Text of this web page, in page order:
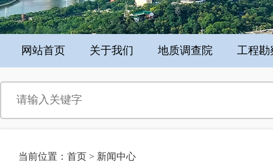
网站首页 关于我们 地质调查院 工程勘
当前位置： 首页 > 新闻中心